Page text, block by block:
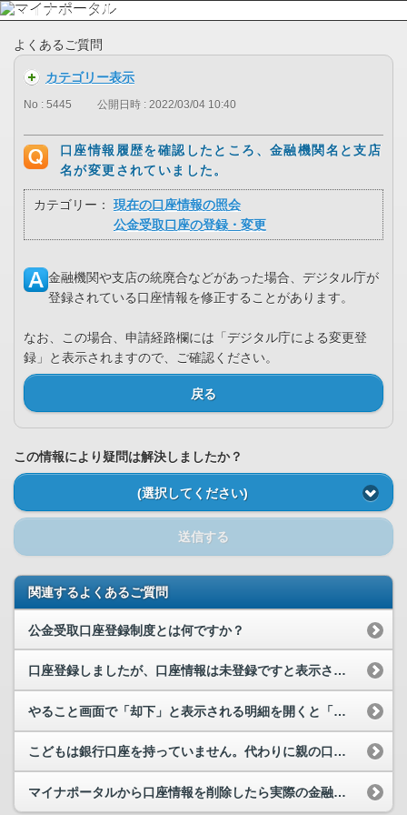
よくあるご質問
カテゴリー表示
No : 5445 公開日時 : 2022/03/04 10:40
口座情報履歴を確認したところ、金融機関名と支店
名が変更されていました。
カテゴリー：
現在の口座情報の照会
公金受取口座の登録・変更
金融機関や支店の統廃合などがあった場合、デジタル庁が
登録されている口座情報を修正することがあります。
なお、この場合、申請経路欄には「デジタル庁による変更登
録」と表示されますので、ご確認ください。
戻る
この情報により疑問は解決しましたか？
(選択してください)
送信する
関連するよくあるご質問
公金受取口座登録制度とは何ですか？
口座登録しましたが、口座情報は未登録ですと表示されてしまいます。なぜですか。
やること画面で「却下」と表示される明細を開くと「申請された口座は登録済でした。違う口座を入力し...
こどもは銀行口座を持っていません。代わりに親の口座を登録できますか。
マイナポータルから口座情報を削除したら実際の金融機関の口座に影響がありますでしょうか。